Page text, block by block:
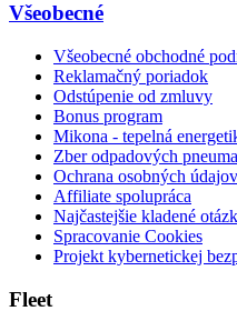
Všeobecné
Všeobecné obchodné
Reklamačný poriadok
Odstúpenie od zmluvy
Bonus program
Mikona - tepelná
Zber odpadových
Ochrana osobných
Affiliate spolupráca
Najčastejšie kladené
Spracovanie Cookies
Projekt kybernetickej
Fleet